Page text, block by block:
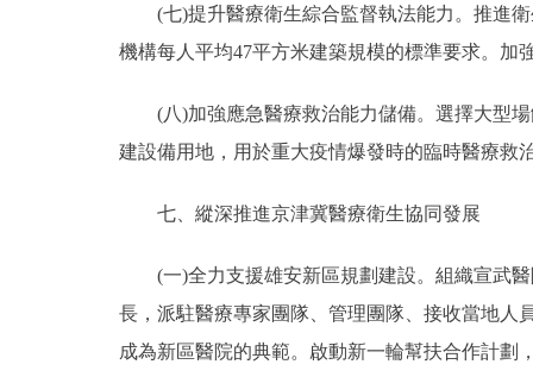
(七)提升醫療衛生綜合監督執法能力。推進衛
機構每人平均47平方米建築規模的標準要求。加
(八)加強應急醫療救治能力儲備。選擇大型場
建設備用地，用於重大疫情爆發時的臨時醫療救
七、縱深推進京津冀醫療衛生協同發展
(一)全力支援雄安新區規劃建設。組織宣武醫
長，派駐醫療專家團隊、管理團隊、接收當地人
成為新區醫院的典範。啟動新一輪幫扶合作計